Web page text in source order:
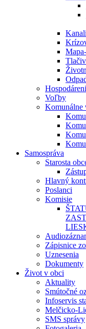
Voľby
Samospráva
Starosta
Hlavný
Poslanci
Komisie
Zápisnice
Uznesenia
Dokumenty
Život v obci
Aktuality
Smútočné
Infoservis
Melčicko-
SMS správy